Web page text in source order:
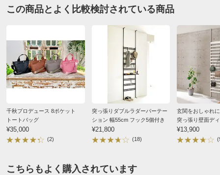
この商品とよく比較検討されている商品
千秋プロデュース 8ポケット
トートバッグ
¥35,000
(2)
突っ張りダブルラダーパーテー
ション 幅55cm フック5個付き
¥21,800
(18)
玄関をおしゃれ
突っ張り壁面デ
ガー 幅42cm
¥13,900
こちらもよく購入されています